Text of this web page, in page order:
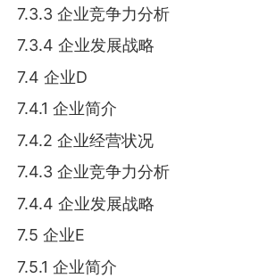
7.3.3 企业竞争力分析
7.3.4 企业发展战略
7.4 企业D
7.4.1 企业简介
7.4.2 企业经营状况
7.4.3 企业竞争力分析
7.4.4 企业发展战略
7.5 企业E
7.5.1 企业简介